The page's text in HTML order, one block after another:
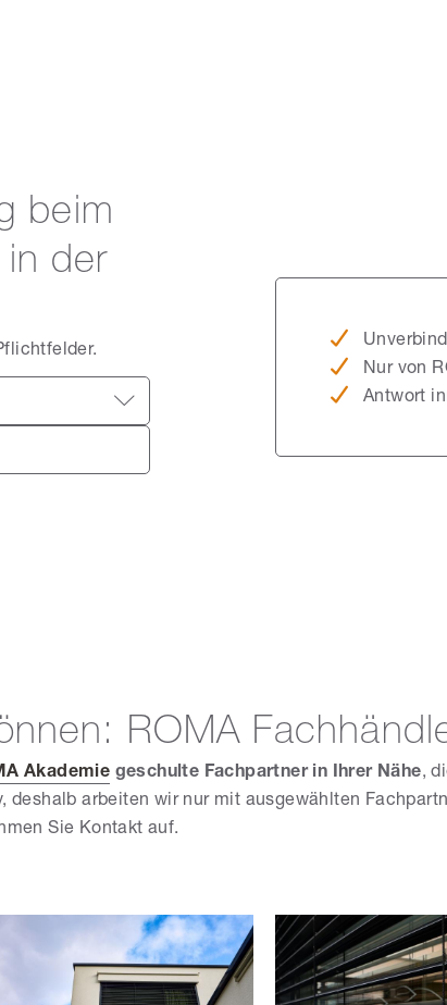
beim
in der
Nur von
Antwort
ROMA
Akademie geschulte Fachpartner in Ihrer Nähe,
deshalb arbeiten wir nur mit ausgewählten
Sie Kontakt auf.